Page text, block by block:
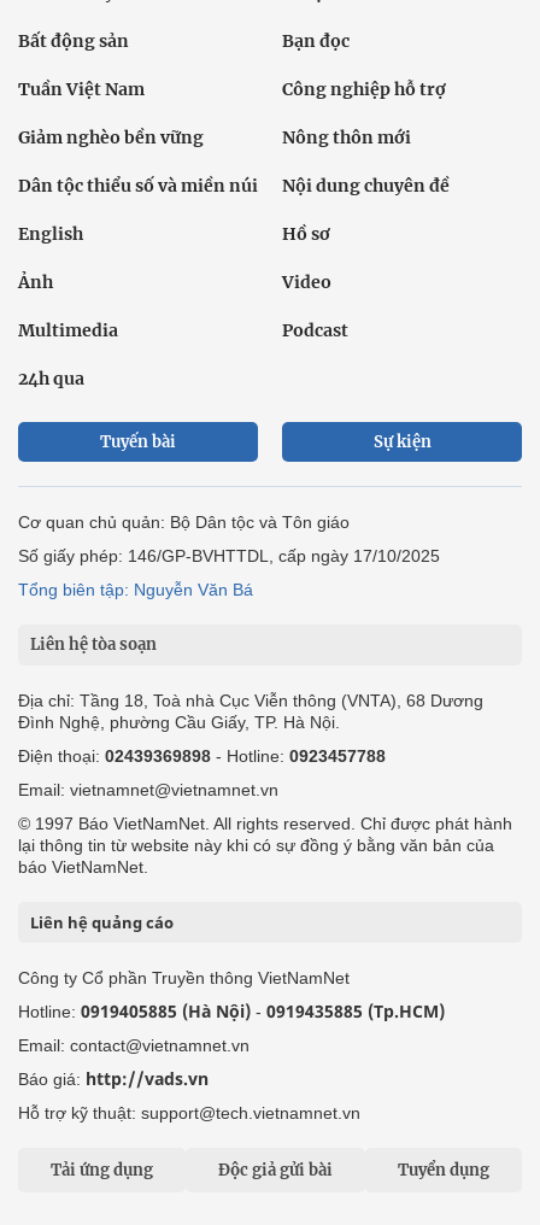
Bất động sản Bạn đọc
Tuần Việt Nam Công nghiệp hỗ trợ
Giảm nghèo bền vững Nông thôn mới
Dân tộc thiểu số và miền núi Nội dung chuyên đề
English Hồ sơ
Ảnh Video
Multimedia Podcast
24h qua
Tuyến bài Sự kiện
Cơ quan chủ quản: Bộ Dân tộc và Tôn giáo
Số giấy phép: 146/GP-BVHTTDL, cấp ngày 17/10/2025
Tổng biên tập: Nguyễn Văn Bá
Liên hệ tòa soạn
Địa chỉ: Tầng 18, Toà nhà Cục Viễn thông (VNTA), 68 Dương
Đình Nghệ, phường Cầu Giấy, TP. Hà Nội.
Điện thoại: 02439369898 - Hotline: 0923457788
Email: vietnamnet@vietnamnet.vn
© 1997 Báo VietNamNet. All rights reserved. Chỉ được phát hành
lại thông tin từ website này khi có sự đồng ý bằng văn bản của
báo VietNamNet.
Liên hệ quảng cáo
Công ty Cổ phần Truyền thông VietNamNet
Hotline: 0919405885 (Hà Nội) - 0919435885 (Tp.HCM)
Email: contact@vietnamnet.vn
Báo giá: http://vads.vn
Hỗ trợ kỹ thuật: support@tech.vietnamnet.vn
Tải ứng dụng Độc giả gửi bài Tuyển dụng